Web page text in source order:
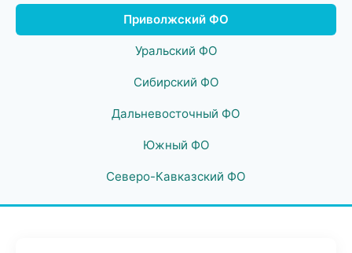
Приволжский ФО
Уральский ФО
Сибирский ФО
Дальневосточный ФО
Южный ФО
Северо-Кавказский ФО